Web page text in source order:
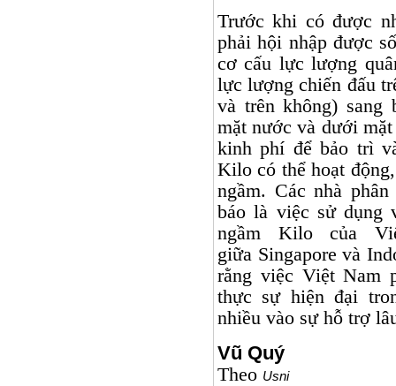
Trước khi có được
phải hội nhập được
cơ cấu lực lượng
lực lượng chiến đấu
và trên không) sang
mặt nước và dưới
kinh phí để bảo trì
Kilo có thể hoạt
ngầm. Các nhà
báo là việc sử dụng
ngầm Kilo của
giữa Singapore và
rằng việc ViệtNam
thực sự hiện đại
nhiều vào sự hỗ trợ
Vũ Quý
Theo Usni